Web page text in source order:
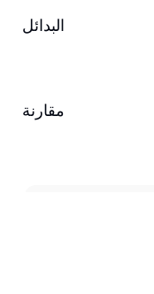
البدائل
مقارنة